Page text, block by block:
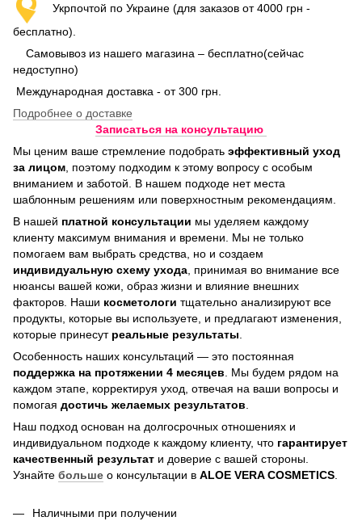
Укрпочтой по Украине (для заказов от 4000 грн -
бесплатно).
Самовывоз из нашего магазина – бесплатно(сейчас
недоступно)
Международная доставка - от 300 грн.
Подробнее о доставке
Записаться на консультацию
Мы ценим ваше стремление подобрать эффективный уход
за лицом, поэтому подходим к этому вопросу с особым
вниманием и заботой. В нашем подходе нет места
шаблонным решениям или поверхностным рекомендациям.
В нашей платной консультации мы уделяем каждому
клиенту максимум внимания и времени. Мы не только
помогаем вам выбрать средства, но и создаем
индивидуальную схему ухода, принимая во внимание все
нюансы вашей кожи, образ жизни и влияние внешних
факторов. Наши косметологи тщательно анализируют все
продукты, которые вы используете, и предлагают изменения,
которые принесут реальные результаты.
Особенность наших консультаций — это постоянная
поддержка на протяжении 4 месяцев. Мы будем рядом на
каждом этапе, корректируя уход, отвечая на ваши вопросы и
помогая достичь желаемых результатов.
Наш подход основан на долгосрочных отношениях и
индивидуальном подходе к каждому клиенту, что гарантирует
качественный результат и доверие с вашей стороны.
Узнайте больше о консультации в ALOE VERA COSMETICS.
Наличными при получении